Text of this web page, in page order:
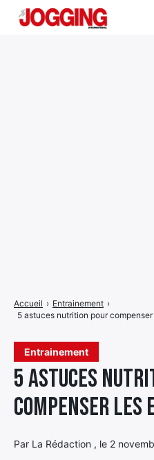
Entrainement
5 astuces
compenser les
Par La Rédaction , le 2
Accueil › Entrainement ›
5 astuces nutrition pour